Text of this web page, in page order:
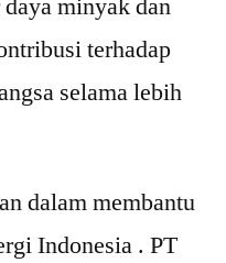
minyak dan
terhadap
selama lebih
dalam membantu
Indonesia . PT